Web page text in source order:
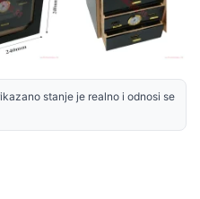
stanje je realno i odnosi se